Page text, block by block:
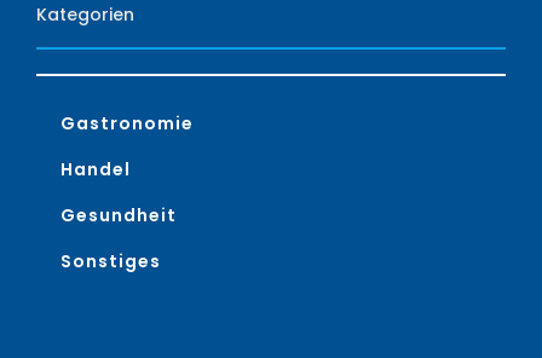
Kategorien
Gastronomie
Handel
Gesundheit
Sonstiges